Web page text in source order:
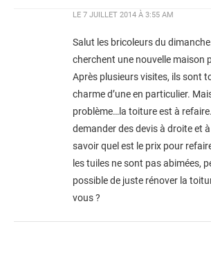
LE 7 JUILLET 2014 À 3:55 AM
Salut les bricoleurs du
cherchent une nouvelle maison
Après plusieurs visites, ils sont
charme d’une en particulier.
problème…la toiture est à
demander des devis à droite et
savoir quel est le prix pour
les tuiles ne sont pas abimées,
possible de juste rénover la
vous ?